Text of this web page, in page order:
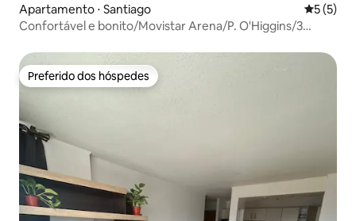
Apartamento ⋅ Santiago 5 de
5 (5)
Confortável e bonito/Movistar Arena/P. O'Higgins/3
Preferido dos hóspedes
Preferido dos hóspedes